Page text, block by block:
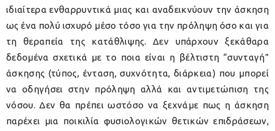
ιδιαίτερα ενθαρρυντικά μιας και αναδεικνύουν την άσκηση
ως ένα πολύ ισχυρό μέσο τόσο για την πρόληψη όσο και για
τη θεραπεία της κατάθλιψης. Δεν υπάρχουν ξεκάθαρα
δεδομένα σχετικά με το ποια είναι η βέλτιστη “συνταγή”
άσκησης (τύπος, ένταση, συχνότητα, διάρκεια) που μπορεί
να οδηγήσει στην πρόληψη αλλά και αντιμετώπιση της
νόσου. Δεν θα πρέπει ωστόσο να ξεχνάμε πως η άσκηση
παρέχει μια ποικιλία φυσιολογικών θετικών επιδράσεων,